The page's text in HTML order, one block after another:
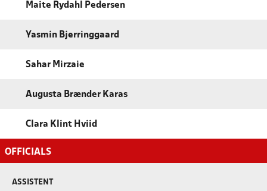
Maite Rydahl Pedersen
Yasmin Bjerringgaard
Sahar Mirzaie
Augusta Brænder Karas
Clara Klint Hviid
OFFICIALS
ASSISTENT